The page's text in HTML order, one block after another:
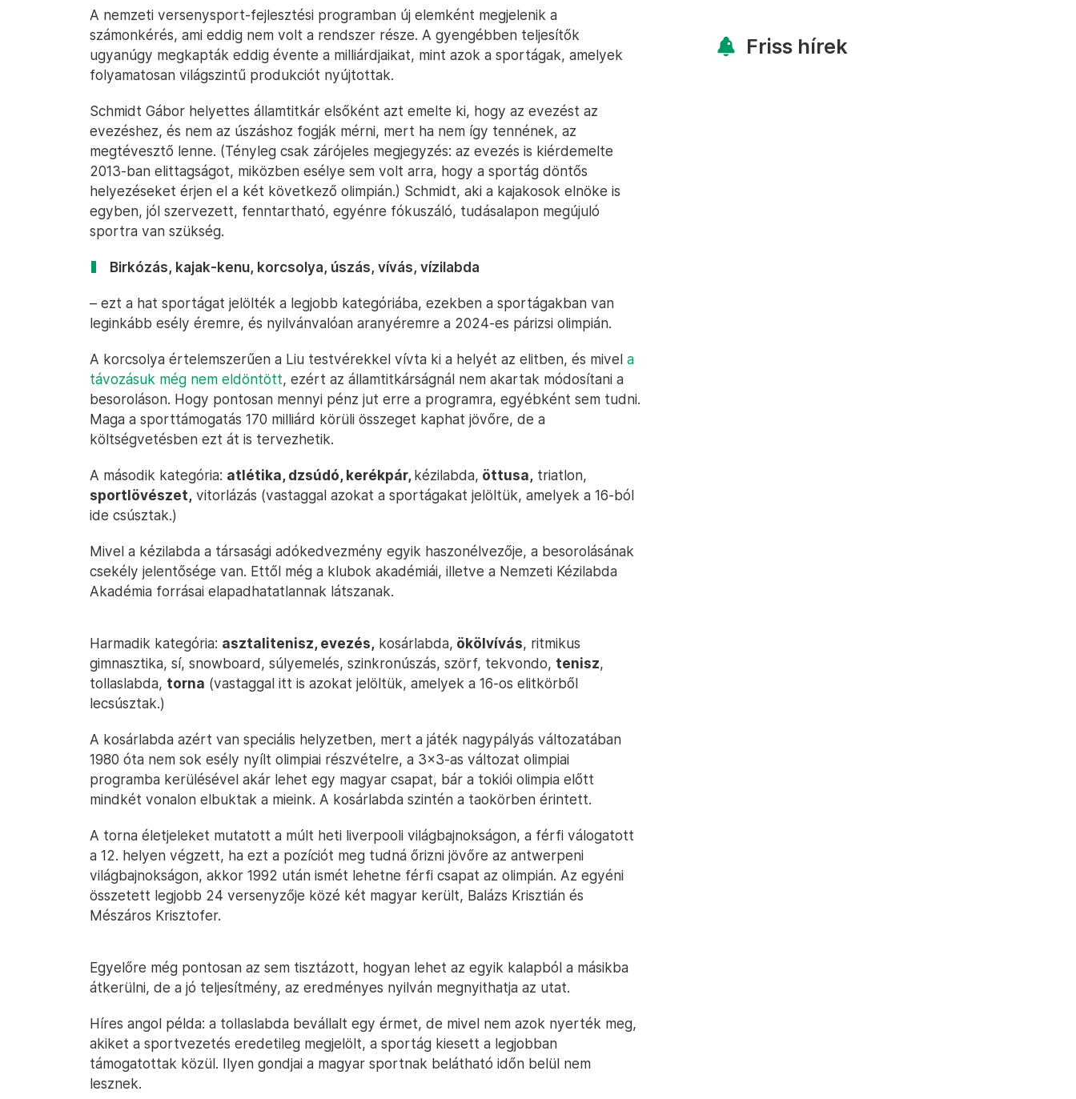
A nemzeti versenysport-fejlesztési programban új elemként megjelenik a
számonkérés, ami eddig nem volt a rendszer része. A gyengébben teljesítők
ugyanúgy megkapták eddig évente a milliárdjaikat, mint azok a sportágak, amelyek
folyamatosan világszintű produkciót nyújtottak.
Schmidt Gábor helyettes államtitkár elsőként azt emelte ki, hogy az evezést az
evezéshez, és nem az úszáshoz fogják mérni, mert ha nem így tennének, az
megtévesztő lenne. (Tényleg csak zárójeles megjegyzés: az evezés is kiérdemelte
2013-ban elittagságot, miközben esélye sem volt arra, hogy a sportág döntős
helyezéseket érjen el a két következő olimpián.) Schmidt, aki a kajakosok elnöke is
egyben, jól szervezett, fenntartható, egyénre fókuszáló, tudásalapon megújuló
sportra van szükség.
Birkózás, kajak-kenu, korcsolya, úszás, vívás, vízilabda
– ezt a hat sportágat jelölték a legjobb kategóriába, ezekben a sportágakban van
leginkább esély éremre, és nyilvánvalóan aranyéremre a 2024-es párizsi olimpián.
A korcsolya értelemszerűen a Liu testvérekkel vívta ki a helyét az elitben, és mivel a
távozásuk még nem eldöntött, ezért az államtitkárságnál nem akartak módosítani a
besoroláson. Hogy pontosan mennyi pénz jut erre a programra, egyébként sem tudni.
Maga a sporttámogatás 170 milliárd körüli összeget kaphat jövőre, de a
költségvetésben ezt át is tervezhetik.
A második kategória: atlétika, dzsúdó, kerékpár,kézilabda, öttusa, triatlon,
sportlövészet, vitorlázás (vastaggal azokat a sportágakat jelöltük, amelyek a 16-ból
ide csúsztak.)
Mivel a kézilabda a társasági adókedvezmény egyik haszonélvezője, a besorolásának
csekély jelentősége van. Ettől még a klubok akadémiái, illetve a Nemzeti Kézilabda
Akadémia forrásai elapadhatatlannak látszanak.
Harmadik kategória: asztalitenisz, evezés, kosárlabda, ökölvívás, ritmikus
gimnasztika, sí, snowboard, súlyemelés, szinkronúszás, szörf, tekvondo, tenisz,
tollaslabda, torna (vastaggal itt is azokat jelöltük, amelyek a 16-os elitkörből
lecsúsztak.)
A kosárlabda azért van speciális helyzetben, mert a játék nagypályás változatában
1980 óta nem sok esély nyílt olimpiai részvételre, a 3x3-as változat olimpiai
programba kerülésével akár lehet egy magyar csapat, bár a tokiói olimpia előtt
mindkét vonalon elbuktak a mieink. A kosárlabda szintén a taokörben érintett.
A torna életjeleket mutatott a múlt heti liverpooli világbajnokságon, a férfi válogatott
a 12. helyen végzett, ha ezt a pozíciót meg tudná őrizni jövőre az antwerpeni
világbajnokságon, akkor 1992 után ismét lehetne férfi csapat az olimpián. Az egyéni
összetett legjobb 24 versenyzője közé két magyar került, Balázs Krisztián és
Mészáros Krisztofer.
Egyelőre még pontosan az sem tisztázott, hogyan lehet az egyik kalapból a másikba
átkerülni, de a jó teljesítmény, az eredményes nyilván megnyithatja az utat.
Híres angol példa: a tollaslabda bevállalt egy érmet, de mivel nem azok nyerték meg,
akiket a sportvezetés eredetileg megjelölt, a sportág kiesett a legjobban
támogatottak közül. Ilyen gondjai a magyar sportnak belátható időn belül nem
lesznek.
Friss hírek